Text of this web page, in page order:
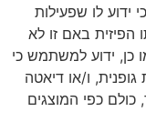
לו שפעילות
הפיזית באם זו לא
כן, ידוע למשתמש כי
ו/או דיאטה
כולם כפי המוצגים